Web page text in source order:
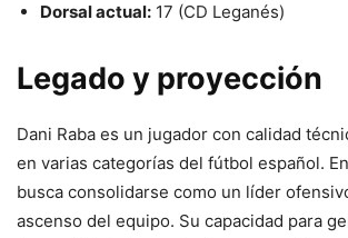
Dorsal actual: 17 (CD Leganés)
Legado y proyección
Dani Raba es un jugador con calidad
en varias categorías del fútbol español.
busca consolidarse como un líder
ascenso del equipo. Su capacidad para